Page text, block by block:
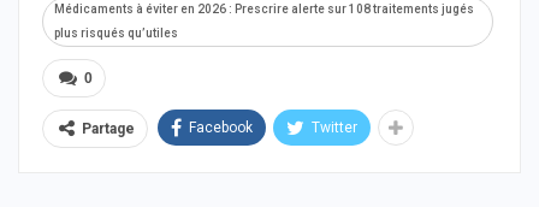
Médicaments à éviter en 2026 : Prescrire alerte sur 108 traitements jugés
plus risqués qu’utiles
0
Partage Facebook Twitter